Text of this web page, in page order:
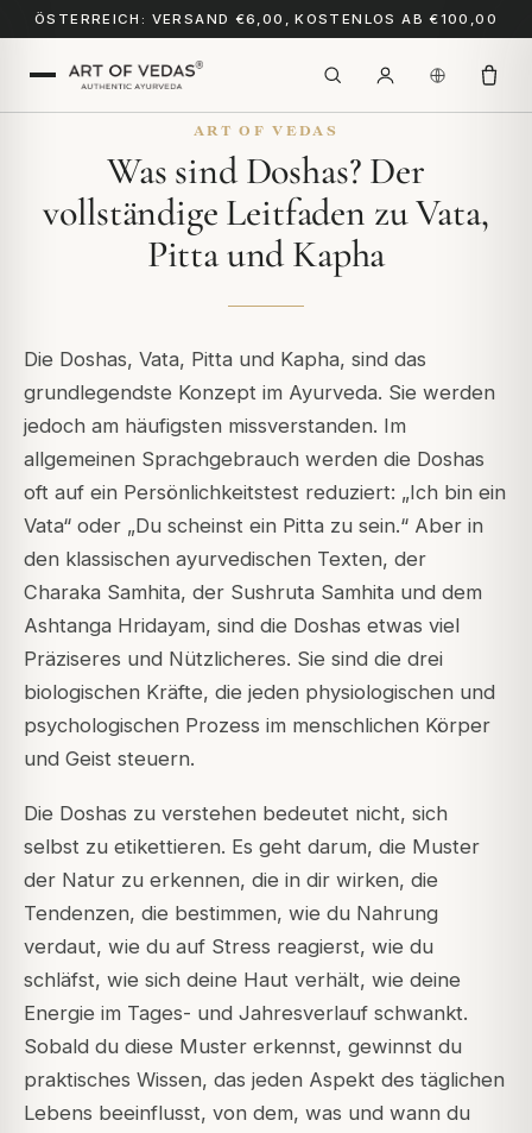
ÖSTERREICH: VERSAND €6,00, KOSTENLOS AB €100,00
ART OF VEDAS
Was sind Doshas? Der
vollständige Leitfaden zu Vata,
Pitta und Kapha
Die Doshas, Vata, Pitta und Kapha, sind das
grundlegendste Konzept im Ayurveda. Sie werden
jedoch am häufigsten missverstanden. Im
allgemeinen Sprachgebrauch werden die Doshas
oft auf ein Persönlichkeitstest reduziert: „Ich bin ein
Vata“ oder „Du scheinst ein Pitta zu sein.“ Aber in
den klassischen ayurvedischen Texten, der
Charaka Samhita, der Sushruta Samhita und dem
Ashtanga Hridayam, sind die Doshas etwas viel
Präziseres und Nützlicheres. Sie sind die drei
biologischen Kräfte, die jeden physiologischen und
psychologischen Prozess im menschlichen Körper
und Geist steuern.
Die Doshas zu verstehen bedeutet nicht, sich
selbst zu etikettieren. Es geht darum, die Muster
der Natur zu erkennen, die in dir wirken, die
Tendenzen, die bestimmen, wie du Nahrung
verdaut, wie du auf Stress reagierst, wie du
schläfst, wie sich deine Haut verhält, wie deine
Energie im Tages- und Jahresverlauf schwankt.
Sobald du diese Muster erkennst, gewinnst du
praktisches Wissen, das jeden Aspekt des täglichen
Lebens beeinflusst, von dem, was und wann du